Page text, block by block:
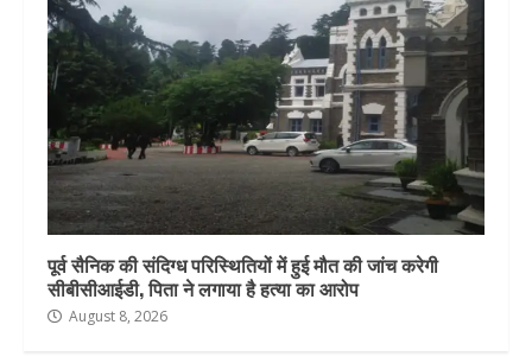
पूर्व सैनिक की संदिग्ध परिस्थितियों में हुई मौत की जांच करेगी
सीबीसीआईडी, पिता ने लगाया है हत्या का आरोप
August 8, 2026